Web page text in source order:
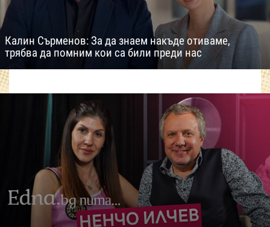
Калин Сърменов: За да знаем накъде отиваме,
трябва да помним кои са били преди нас